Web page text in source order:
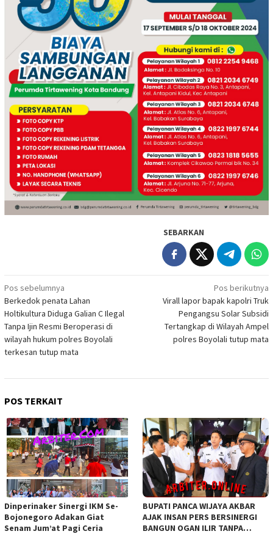
SEBARKAN
Navigasi
pos
Pos sebelumnya
Berkedok penata Lahan
Holtikultura Diduga Galian C Ilegal
Tanpa Ijin Resmi Beroperasi di
wilayah hukum polres Boyolali
terkesan tutup mata
Pos berikutnya
Virall lapor bapak kapolri Truk
Pengangsu Solar Subsidi
Tertangkap di Wilayah Ampel
polres Boyolali tutup mata
POS TERKAIT
Dinperinaker Sinergi IKM Se-
Bojonegoro Adakan Giat
Senam Jum’at Pagi Ceria
BUPATI PANCA WIJAYA AKBAR
AJAK INSAN PERS BERSINERGI
BANGUN OGAN ILIR TANPA